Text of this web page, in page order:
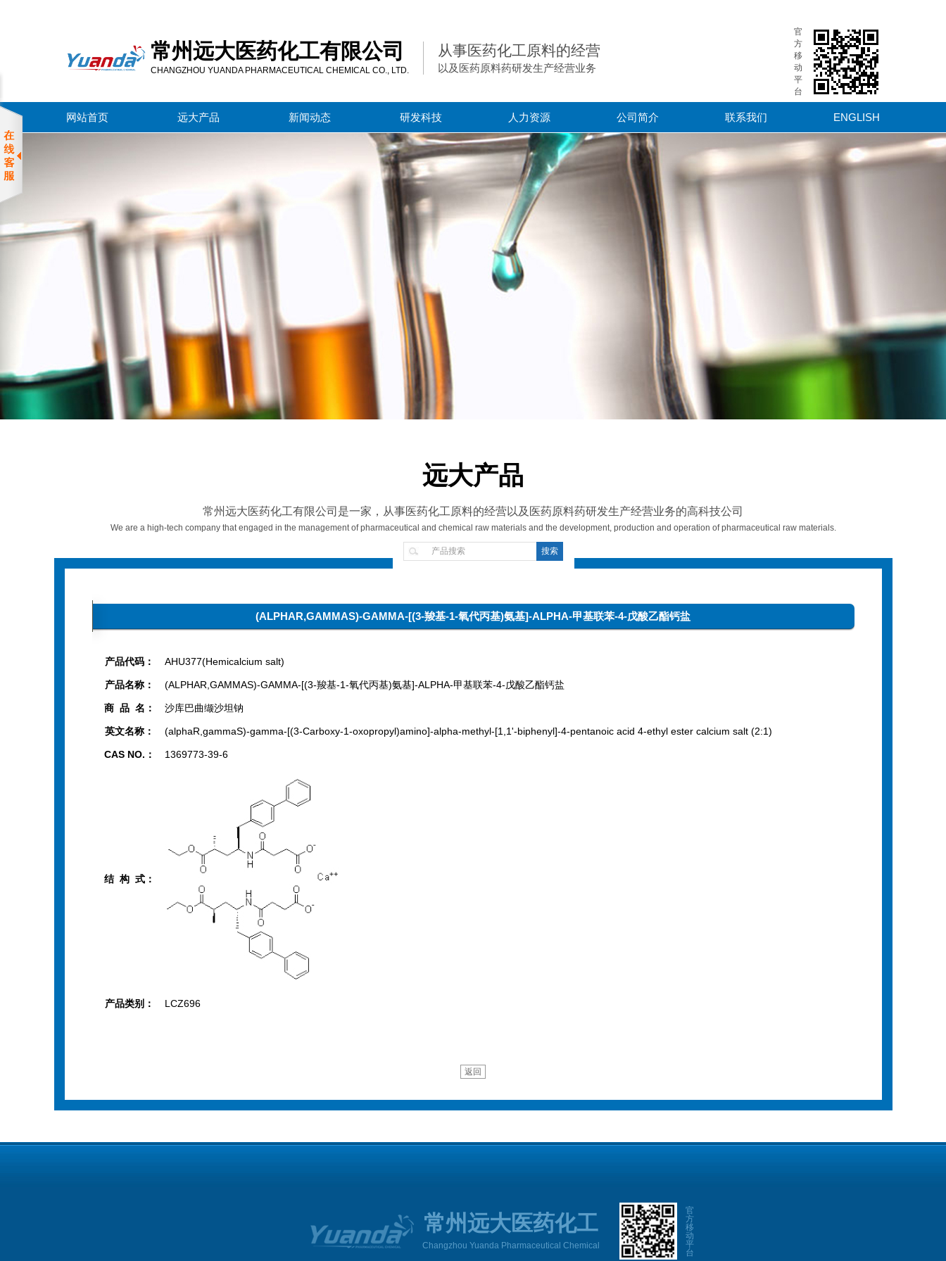
药
工
有
限
司
服
务
化
工
限
常州远大医药化工有限公司
CHANGZHOU YUANDA PHARMACEUTICAL CHEMICAL CO., LTD.
从事医药化工原料的经营
以及医药原料药研发生产经营业务
官
方
移
动
平
台
网站首页 远大产品 新闻动态 研发科技 人力资源 公司简介 联系我们 ENGLISH
远大产品
常州远大医药化工有限公司是一家，从事医药化工原料的经营以及医药原料药研发生产经营业务的高科技公司
We are a high-tech company that engaged in the management of pharmaceutical and chemical raw materials and the development, production and operation of pharmaceutical raw materials.
(ALPHAR,GAMMAS)-GAMMA-[(3-羧基-1-氧代丙基)氨基]-ALPHA-甲基联苯-4-戊酸乙酯钙盐
产品代码： AHU377(Hemicalcium salt)
产品名称： (ALPHAR,GAMMAS)-GAMMA-[(3-羧基-1-氧代丙基)氨基]-ALPHA-甲基联苯-4-戊酸乙酯钙盐
商 品 名： 沙库巴曲缬沙坦钠
英文名称： (alphaR,gammaS)-gamma-[(3-Carboxy-1-oxopropyl)amino]-alpha-methyl-[1,1'-biphenyl]-4-pentanoic acid 4-ethyl ester calcium salt (2:1)
CAS NO.： 1369773-39-6
结 构 式：
产品类别： LCZ696
返回
常州远大医药化工
Changzhou Yuanda Pharmaceutical Chemical
官
方
移
动
平
台